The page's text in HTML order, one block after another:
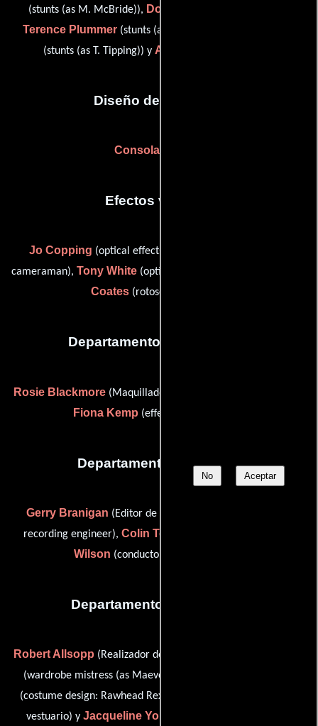
No Aceptar
(stunts (as M. McBride)), Donal O'Farrell
Terence Plummer(stunts (as T. Plummer)),
(stunts (as T. Tipping)) y Alan Walsh
Diseño de vestuario
Consolata Boyle
Efectos visuales
Jo Copping (optical effects artist),
cameraman), Tony White (optical effects designer) y
Coates (rotoscope artist (u))
Departamento de maquillaje
Rosie Blackmore(Maquilladora),
Fiona Kemp (effects makeup artist)
Departamento de musica
Gerry Branigan (Editor de música),
recording engineer), Colin Towns
Wilson (conductor (as Alan Wilson))
Departamento de vestuario
Robert Allsopp (Realizador de vestuario),
(wardrobe mistress (as Maeve Patterson)),
(costume design: Rawhead Rex),
vestuario) y Jacqueline Young